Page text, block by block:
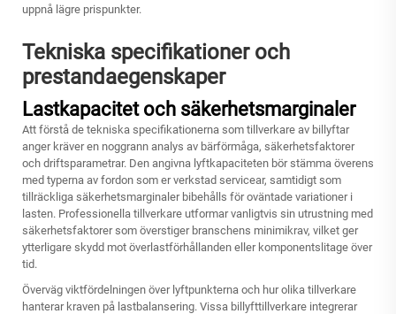
uppnå lägre prispunkter.
Tekniska specifikationer och
prestandaegenskaper
Lastkapacitet och säkerhetsmarginaler
Att förstå de tekniska specifikationerna som tillverkare av billyftar
anger kräver en noggrann analys av bärförmåga, säkerhetsfaktorer
och driftsparametrar. Den angivna lyftkapaciteten bör stämma överens
med typerna av fordon som er verkstad servicear, samtidigt som
tillräckliga säkerhetsmarginaler bibehålls för oväntade variationer i
lasten. Professionella tillverkare utformar vanligtvis sin utrustning med
säkerhetsfaktorer som överstiger branschens minimikrav, vilket ger
ytterligare skydd mot överlastförhållanden eller komponentslitage över
tid.
Överväg viktfördelningen över lyftpunkterna och hur olika tillverkare
hanterar kraven på lastbalansering. Vissa billyfttillverkare integrerar